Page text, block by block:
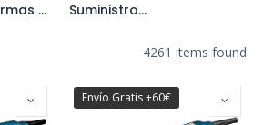
Reformas de Interior Suministros Industriales
4261 items found.
Envío Gratis +60€